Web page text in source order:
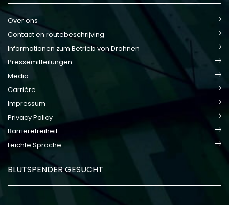
Over ons
Contact en routebeschrijving
Informationen zum Betrieb von Drohnen
Pressemitteilungen
Media
Carrière
Impressum
Privacy Policy
Barrierefreiheit
Leichte Sprache
BLUTSPENDER GESUCHT